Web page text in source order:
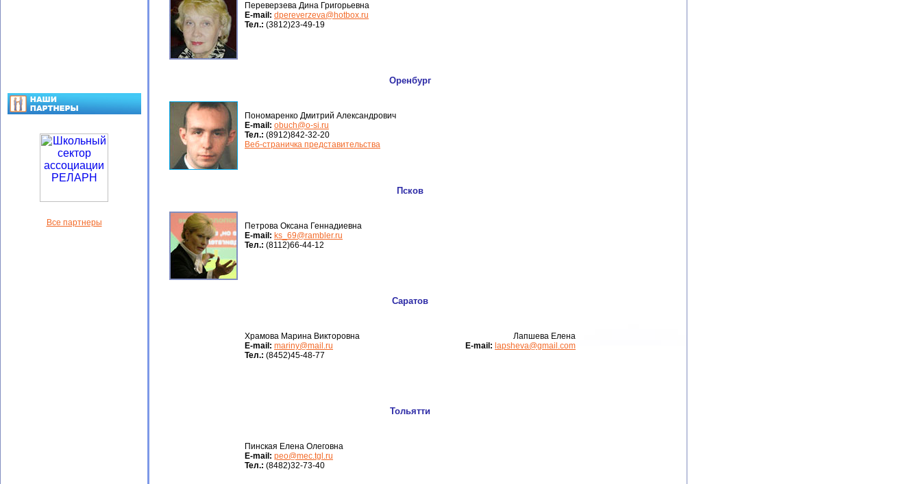
Все партнеры
Переверзева Дина Григорьевна
Е-mail: dpereverzeva@hotbox.ru
Тел.: (3812)23-49-19
Оренбург
Пономаренко Дмитрий Александрович
Е-mail: obuch@o-si.ru
Тел.: (8912)842-32-20
Веб-страничка представительства
Псков
Петрова Оксана Геннадиевна
Е-mail: ks_69@rambler.ru
Тел.: (8112)66-44-12
Саратов
Храмова Марина Викторовна
Е-mail: mariny@mail.ru
Тел.: (8452)45-48-77
Лапшева Елена
Е-mail: lapsheva@gmail.com
Тольятти
Пинская Елена Олеговна
Е-mail: peo@mec.tgl.ru
Тел.: (8482)32-73-40